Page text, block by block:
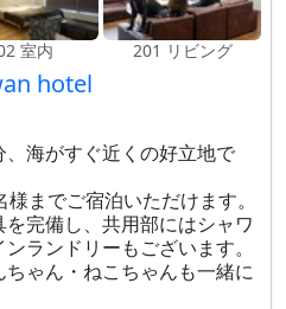
室内 201 リビング
hotel
海がすぐ近くの好立地で
までご宿泊いただけます。
完備し、共用部にはシャワ
ランドリーもございます。
ゃん・ねこちゃんも一緒に